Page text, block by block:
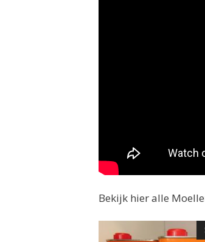
Bekijk hier alle